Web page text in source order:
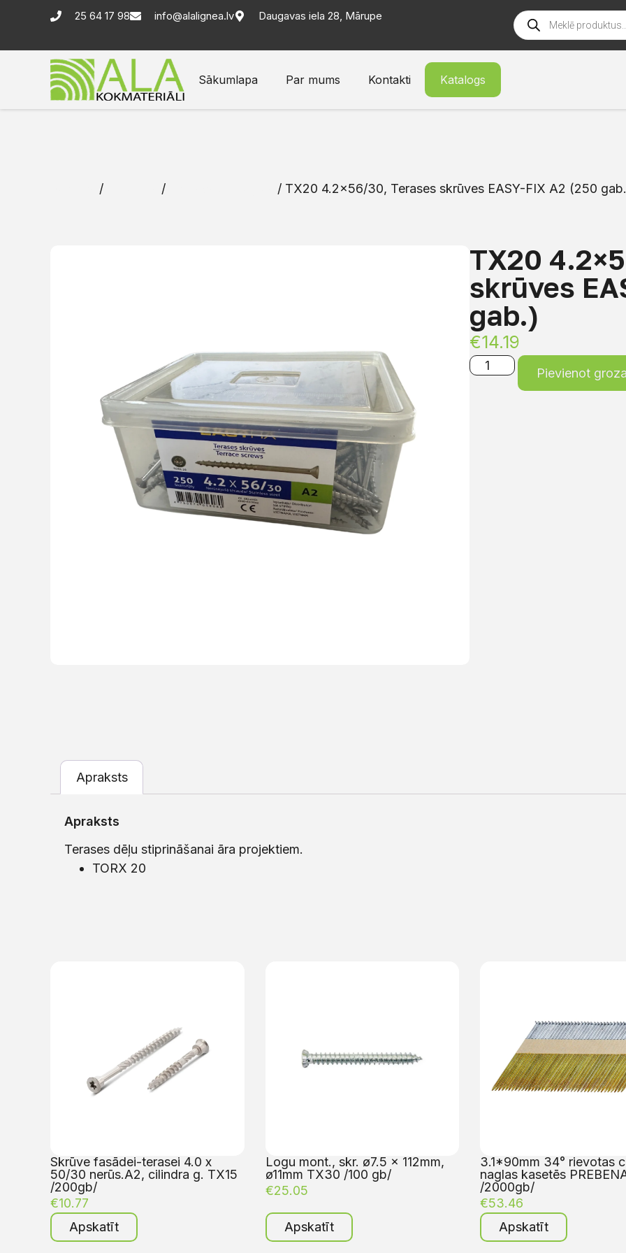
25 64 17 98 info@alalignea.lv Daugavas iela 28, Mārupe
Sākumlapa Par mums Kontakti Katalogs
/ / / TX20 4.2×56/30, Terases skrūves EASY-FIX A2 (250
TX20
skrūves
gab.)
€14.19
Pievienot
Apraksts
Apraksts
Terases dēļu stiprināšanai āra projektiem.
TORX 20
Skrūve fasādei-terasei 4.0 x
50/30 nerūs.A2, cilindra g. TX15
/200gb/
€10.77
Apskatīt
Logu mont., skr. ø7.5 x 112mm,
ø11mm TX30 /100 gb/
€25.05
Apskatīt
3.1*90mm 34° rievotas
naglas kasetēs
/2000gb/
€53.46
Apskatīt